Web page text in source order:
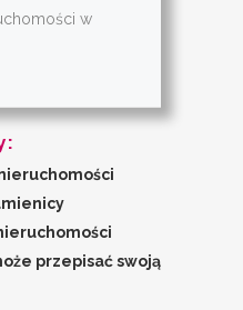
w
przepisać swoją